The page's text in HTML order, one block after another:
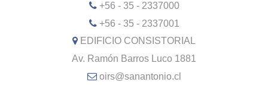
+56 - 35 - 2337000
+56 - 35 - 2337001
EDIFICIO CONSISTORIAL
Av. Ramón Barros Luco 1881
oirs@sanantonio.cl